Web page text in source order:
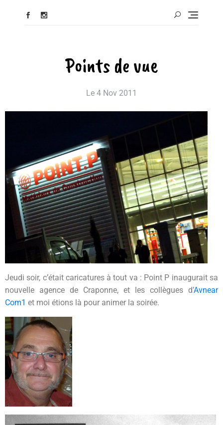
Points de vue
Le 4 Nov 2011
Jeudi soir, c’était caricatures à tout va : Point P inaugurait sa
nouvelle agence de Craponne, et les collègues d’Avnear
Com1 et moi étions là pour animer la soirée.